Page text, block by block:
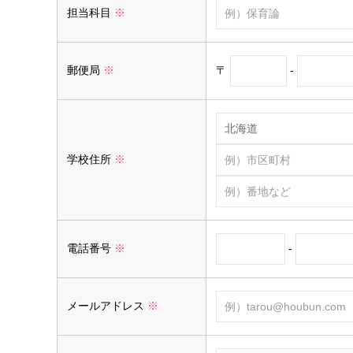
担当科目 ※
郵便局 ※ 〒 -
学校住所 ※
電話番号 ※ -
メールアドレス ※